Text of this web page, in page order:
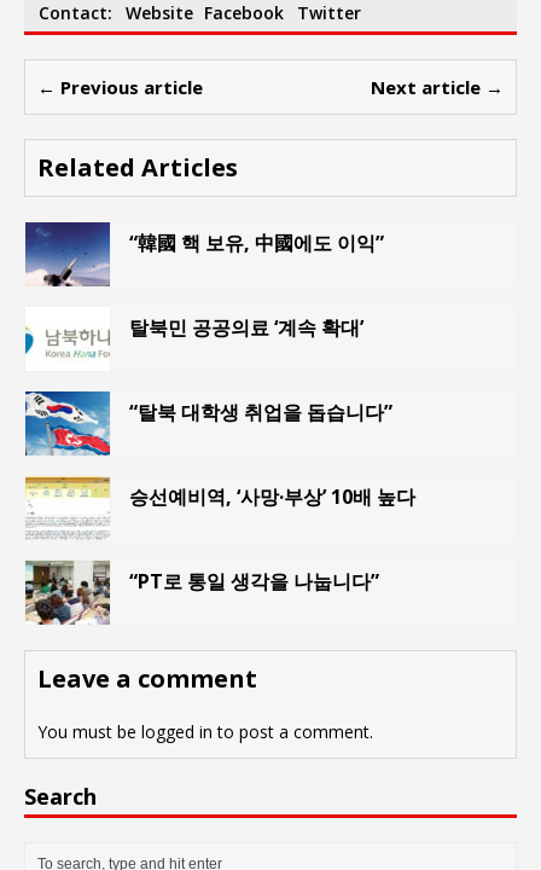
Contact:
Website Facebook Twitter
← Previous article Next article →
Related Articles
“韓國 핵 보유, 中國에도 이익”
탈북민 공공의료 ‘계속 확대’
“탈북 대학생 취업을 돕습니다”
승선예비역, ‘사망·부상’ 10배 높다
“PT로 통일 생각을 나눕니다”
Leave a comment
You must be logged in to post a comment.
Search